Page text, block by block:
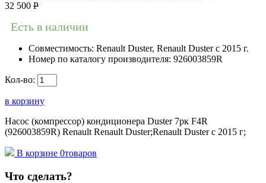
32 500 Р
Есть в наличии
Совместимость: Renault Duster, Renault Duster с 2015 г.
Номер по каталогу производителя: 926003859R
Кол-во:
в корзину
Насос (компрессор) кондиционера Duster 7рк F4R
(926003859R) Renault Renault Duster;Renault Duster с 2015 г;
В корзине 0товаров
Что сделать?